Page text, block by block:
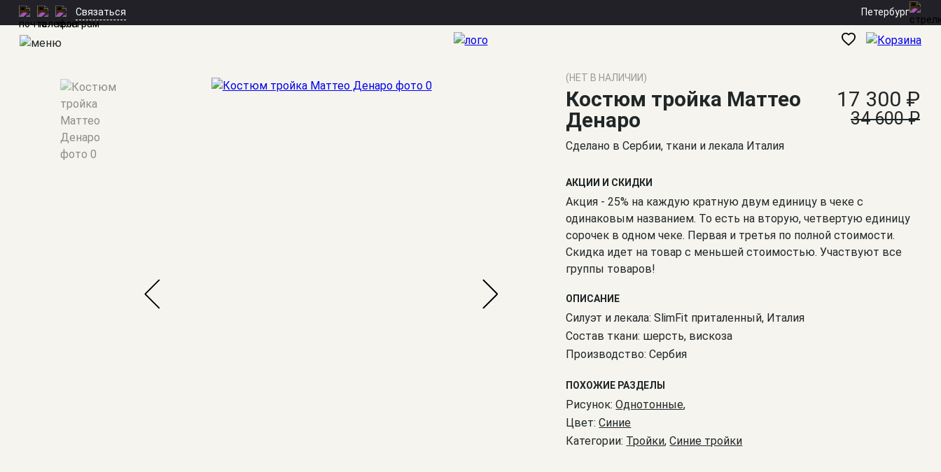
Связаться Петербург
Мужские костюмы
(НЕТ В НАЛИЧИИ)
Костюм тройка Маттео
Денаро
17 300 ₽
34 600 ₽
Сделано в Сербии, ткани и лекала Италия
АКЦИИ И СКИДКИ
Акция - 25% на каждую кратную двум единицу в чеке с
одинаковым названием. То есть на вторую, четвертую единицу
сорочек в одном чеке. Первая и третья по полной стоимости.
Скидка идет на товар с меньшей стоимостью. Участвуют все
группы товаров!
ОПИСАНИЕ
Силуэт и лекала: SlimFit приталенный, Италия
Состав ткани: шерсть, вискоза
Производство: Сербия
ПОХОЖИЕ РАЗДЕЛЫ
Рисунок:Однотонные,
Цвет:Синие
Категории: Тройки,Синие тройки